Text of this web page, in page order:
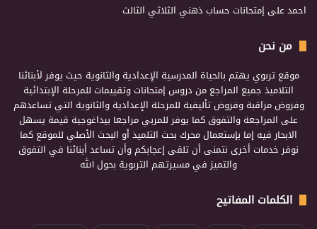
احمدعلى إمتحانات حساب ذهني الثلاثي الثالث
من نحن
موقع تربوي يهتم بالحياة المدرسية الإعدادية والثانوية حيث يوفر لأبنائنا
التلاميذ جميع المراجع من دروس إمتحانات وتقييمات للمرحلة الإبتدائية
وفروض مراقبة وفروض تأليفية للمرحلة الإعدادية والثانوية التي تساعدهم
على المراجعة والتفوق كما يوفر للمربي مراجعا بيداغوجية قيمة يسهل
الابحار فيه إما بإستعمال محرك بحث التلميذ أو البحث الأصلي للموقع كما
نوفر خدمات أخرى نتمنى أن تلقى إعجابكم وأن تساعد أبنائنا في التفوق
والتميز في مسيرتهم التربوية بحول الله
الكلمات المفاتيح